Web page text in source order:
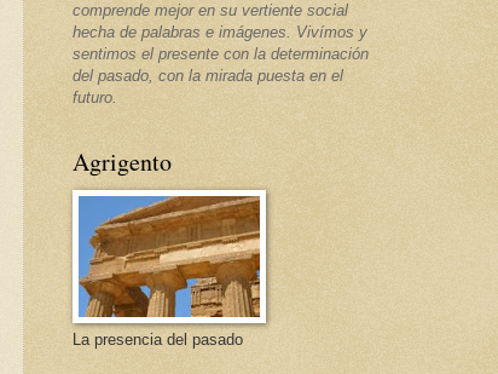
comprende mejor en su vertiente social
hecha de palabras e imágenes. Vivímos y
sentimos el presente con la determinación
del pasado, con la mirada puesta en el
futuro.
Agrigento
La presencia del pasado